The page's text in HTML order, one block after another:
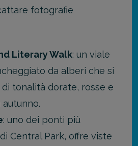
fotografie
Literary Walk: un viale
da alberi che si
tonalità dorate, rosse e
autunno.
: uno dei ponti più
Central Park, offre viste